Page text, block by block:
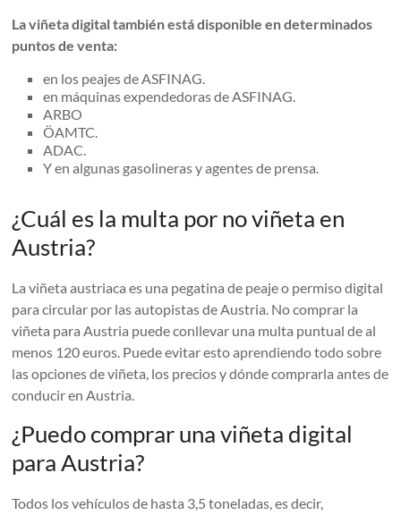
La viñeta digital también está disponible en determinados
puntos de venta:
en los peajes de ASFINAG.
en máquinas expendedoras de ASFINAG.
ARBO
ÖAMTC.
ADAC.
Y en algunas gasolineras y agentes de prensa.
¿Cuál es la multa por no viñeta en
Austria?
La viñeta austriaca es una pegatina de peaje o permiso digital
para circular por las autopistas de Austria. No comprar la
viñeta para Austria puede conllevar una multa puntual de al
menos 120 euros. Puede evitar esto aprendiendo todo sobre
las opciones de viñeta, los precios y dónde comprarla antes de
conducir en Austria.
¿Puedo comprar una viñeta digital
para Austria?
Todos los vehículos de hasta 3,5 toneladas, es decir,